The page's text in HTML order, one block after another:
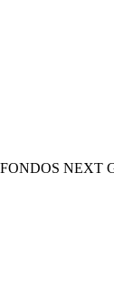
NEXT